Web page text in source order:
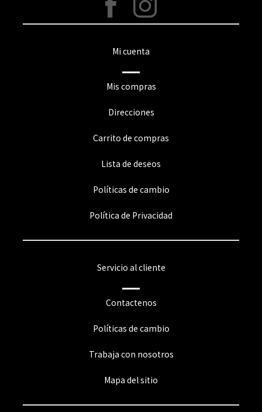
Mi cuenta
Mis compras
Direcciones
Carrito de compras
Lista de deseos
Políticas de cambio
Política de Privacidad
Servicio al cliente
Contactenos
Políticas de cambio
Trabaja con nosotros
Mapa del sitio